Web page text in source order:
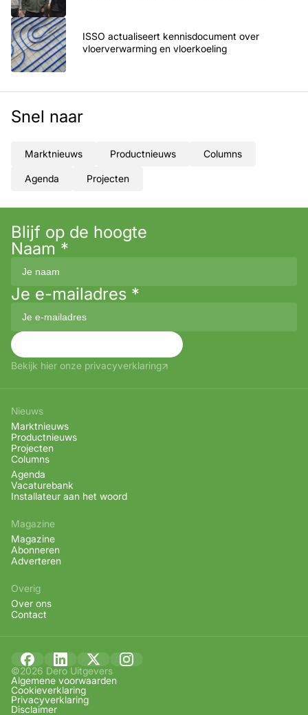
ISSO actualiseert kennisdocument over
vloerverwarming en vloerkoeling
Snel naar
Marktnieuws Productnieuws Columns
Agenda Projecten
Blijf op de hoogte
Naam *
Je e-mailadres *
Bekijk hier onze privacyverklaring
Nieuws
Marktnieuws
Productnieuws
Projecten
Columns
Agenda
Vacaturebank
Installateur aan het woord
Magazine
Magazine
Abonneren
Adverteren
Overig
Over ons
Contact
©2026 Dero Uitgevers
Algemene voorwaarden
Cookieverklaring
Privacyverklaring
Disclaimer